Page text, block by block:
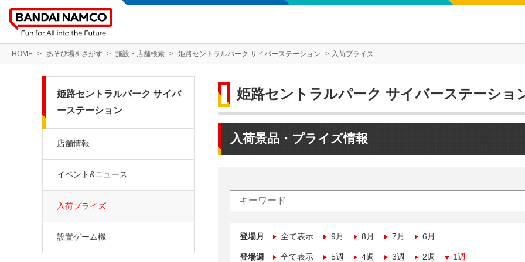
HOME あそび場をさがす 施設・店舗検索 姫路セントラルパーク サイバーステーション 入荷プライズ
姫路セントラルパーク サイバーステーショ
入荷景品・プライズ情報
登場月 全て表示 9月 8月 7月 6月
登場週 全て表示 5週 4週 3週 2週 1週
姫路セントラルパーク サイバ
ーステーション
店舗情報
イベント&ニュース
入荷プライズ
設置ゲーム機